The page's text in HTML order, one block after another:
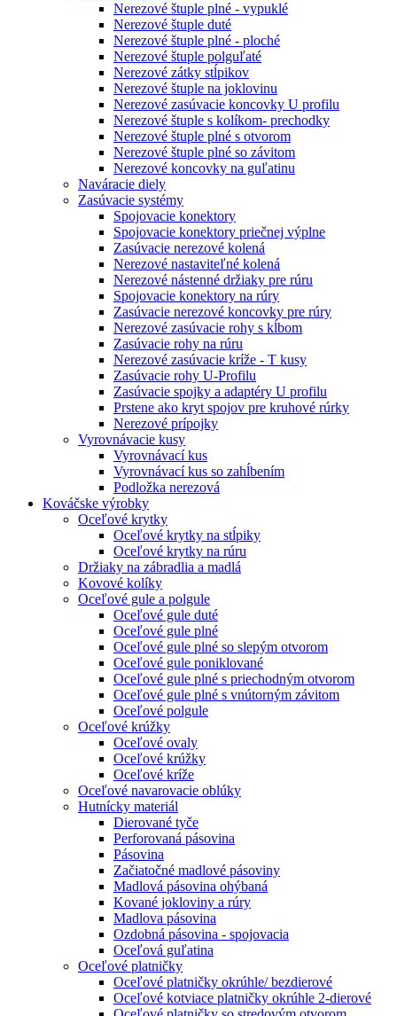
Nerezové štuple plné - vypuklé
Nerezové štuple duté
Nerezové štuple plné - ploché
Nerezové štuple polguľaté
Nerezové zátky stĺpikov
Nerezové štuple na joklovinu
Nerezové zasúvacie koncovky U profilu
Nerezové štuple s kolíkom- prechodky
Nerezové štuple plné s otvorom
Nerezové štuple plné so závitom
Nerezové koncovky na guľatinu
Naváracie diely
Zasúvacie systémy
Spojovacie konektory
Spojovacie konektory priečnej výplne
Zasúvacie nerezové kolená
Nerezové nastaviteľné kolená
Nerezové nástenné držiaky pre rúru
Spojovacie konektory na rúry
Zasúvacie nerezové koncovky pre rúry
Nerezové zasúvacie rohy s kĺbom
Zasúvacie rohy na rúru
Nerezové zasúvacie kríže - T kusy
Zasúvacie rohy U-Profilu
Zasúvacie spojky a adaptéry U profilu
Prstene ako kryt spojov pre kruhové rúrky
Nerezové prípojky
Vyrovnávacie kusy
Vyrovnávací kus
Vyrovnávací kus so zahĺbením
Podložka nerezová
Kováčske výrobky
Oceľové krytky
Oceľové krytky na stĺpiky
Oceľové krytky na rúru
Držiaky na zábradlia a madlá
Kovové kolíky
Oceľové gule a polgule
Oceľové gule duté
Oceľové gule plné
Oceľové gule plné so slepým otvorom
Oceľové gule poniklované
Oceľové gule plné s priechodným otvorom
Oceľové gule plné s vnútorným závitom
Oceľové polgule
Oceľové krúžky
Oceľové ovaly
Oceľové krúžky
Oceľové kríže
Oceľové navarovacie oblúky
Hutnícky materiál
Dierované tyče
Perforovaná pásovina
Pásovina
Začiatočné madlové pásoviny
Madlová pásovina ohýbaná
Kované jokloviny a rúry
Madlova pásovina
Ozdobná pásovina - spojovacia
Oceľová guľatina
Oceľové platničky
Oceľové platničky okrúhle/ bezdierové
Oceľové kotviace platničky okrúhle 2-dierové